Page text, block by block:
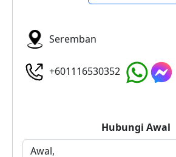
Seremban
+601116530352
Hubungi Awal